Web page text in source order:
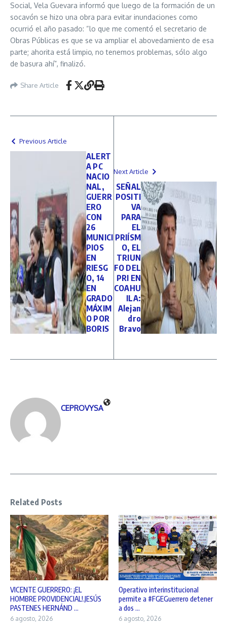
Social, Vela Guevara informó que luego de la formación de un
socavón se hizo una obra para evitar inundaciones como
ocurrió el año pasado: “lo que me comentó el secretario de
Obras Públicas es que se va ampliar el abovedamiento de esa
parte; ahorita está limpio, no tenemos problemas, sólo algo
de basura ahí”, finalizó.
Share Article
Previous Article
ALERT
A PC
NACIO
NAL,
GUERR
ERO
CON
26
MUNICI
PIOS
EN
RIESG
O, 14
EN
GRADO
MÁXIM
O POR
BORIS
Next Article
SEÑAL
POSITI
VA
PARA
EL
PRIÍSM
O, EL
TRIUN
FO DEL
PRI EN
COAHU
ILA:
Alejan
dro
Bravo
CEPROVYSA
Related Posts
VICENTE GUERRERO: ¡EL
HOMBRE PROVIDENCIAL!.JESÚS
PASTENES HERNÁND ...
6 agosto, 2026
Operativo interinstitucional
permite a #FGEGuerrero detener
a dos ...
6 agosto, 2026